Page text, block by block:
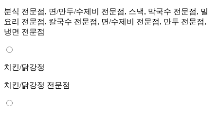
분식 전문점, 면/만두/수제비 전문점, 스낵, 막국수 전문점, 밀
요리 전문점, 칼국수 전문점, 면/수제비 전문점, 만두 전문점,
냉면 전문점
치킨/닭강정
치킨/닭강정 전문점